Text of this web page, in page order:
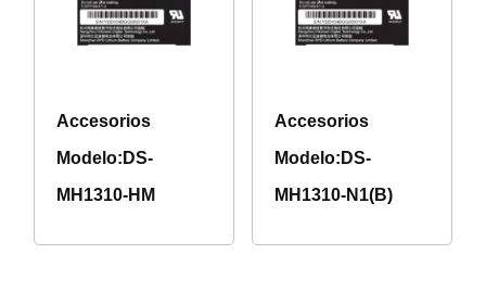
Accesorios
Modelo:DS-
MH1310-HM
Accesorios
Modelo:DS-
MH1310-N1(B)